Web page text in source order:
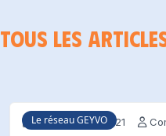
Tous les
Le réseau GEYVO
30 novembre 2021